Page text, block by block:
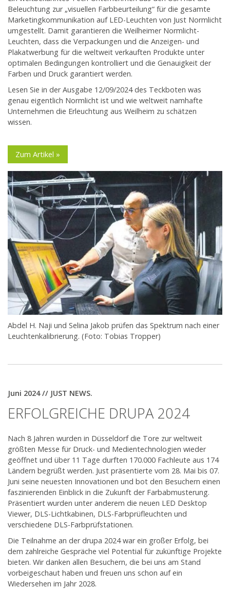
Beleuchtung zur „visuellen Farbbeurteilung“ für die gesamte
Marketingkommunikation auf LED-Leuchten von Just Normlicht
umgestellt. Damit garantieren die Weilheimer Normlicht-
Leuchten, dass die Verpackungen und die Anzeigen- und
Plakatwerbung für die weltweit verkauften Produkte unter
optimalen Bedingungen kontrolliert und die Genauigkeit der
Farben und Druck garantiert werden.
Lesen Sie in der Ausgabe 12/09/2024 des Teckboten was
genau eigentlich Normlicht ist und wie weltweit namhafte
Unternehmen die Erleuchtung aus Weilheim zu schätzen
wissen.
Zum Artikel »
Abdel H. Naji und Selina Jakob prüfen das Spektrum nach einer
Leuchtenkalibrierung. (Foto: Tobias Tropper)
Juni 2024 // JUST NEWS.
ERFOLGREICHE DRUPA 2024
Nach 8 Jahren wurden in Düsseldorf die Tore zur weltweit
größten Messe für Druck- und Medientechnologien wieder
geöffnet und über 11 Tage durften 170.000 Fachleute aus 174
Ländern begrüßt werden. Just präsentierte vom 28. Mai bis 07.
Juni seine neuesten Innovationen und bot den Besuchern einen
faszinierenden Einblick in die Zukunft der Farbabmusterung.
Präsentiert wurden unter anderem die neuen LED Desktop
Viewer, DLS-Lichtkabinen, DLS-Farbprüfleuchten und
verschiedene DLS-Farbprüfstationen.
Die Teilnahme an der drupa 2024 war ein großer Erfolg, bei
dem zahlreiche Gespräche viel Potential für zukünftige Projekte
bieten. Wir danken allen Besuchern, die bei uns am Stand
vorbeigeschaut haben und freuen uns schon auf ein
Wiedersehen im Jahr 2028.